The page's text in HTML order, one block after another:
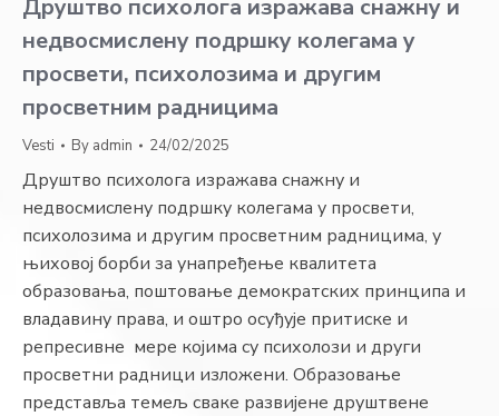
Друштво психолога изражава снажну и
недвосмислену подршку колегама у
просвети, психолозима и другим
просветним радницима
Vesti By admin 24/02/2025
Друштво психолога изражава снажну и
недвосмислену подршку колегама у просвети,
психолозима и другим просветним радницима, у
њиховој борби за унапређење квалитета
образовања, поштовање демократских принципа и
владавину права, и оштро осуђује притиске и
репресивне мере којима су психолози и други
просветни радници изложени. Образовање
представља темељ сваке развијене друштвене